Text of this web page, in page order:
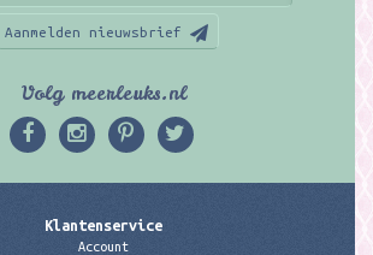
Aanmelden nieuwsbrief
Volg meerleuks.nl
Klantenservice
Account